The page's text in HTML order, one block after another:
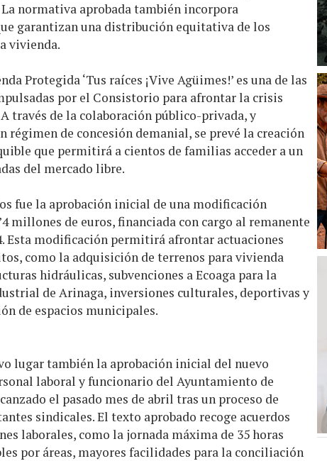
normativa aprobada también incorpora
garantizan una distribución equitativa de los
vivienda.
Protegida ‘Tus raíces ¡Vive Agüimes!’ es una de las
por el Consistorio para afrontar la crisis
través de la colaboración público-privada, y
régimen de concesión demanial, se prevé la creación
que permitirá a cientos de familias acceder a un
del mercado libre.
fue la aprobación inicial de una modificación
millones de euros, financiada con cargo al remanente
Esta modificación permitirá afrontar actuaciones
como la adquisición de terrenos para vivienda
hidráulicas, subvenciones a Ecoaga para la
de Arinaga, inversiones culturales, deportivas y
de espacios municipales.
lugar también la aprobación inicial del nuevo
laboral y funcionario del Ayuntamiento de
el pasado mes de abril tras un proceso de
sindicales. El texto aprobado recoge acuerdos
laborales, como la jornada máxima de 35 horas
por áreas, mayores facilidades para la conciliación